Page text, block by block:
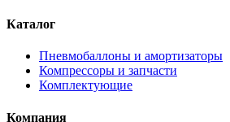
Каталог
Пневмобаллоны и амортизаторы
Компрессоры и запчасти
Комплектующие
Компания